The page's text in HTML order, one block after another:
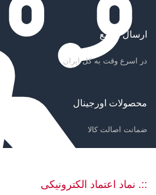
ارسال سریع
در اسرع وقت به کل ایران
محصولات اورجینال
ضمانت اصالت کالا
::. نماد اعتماد الکترونیکی